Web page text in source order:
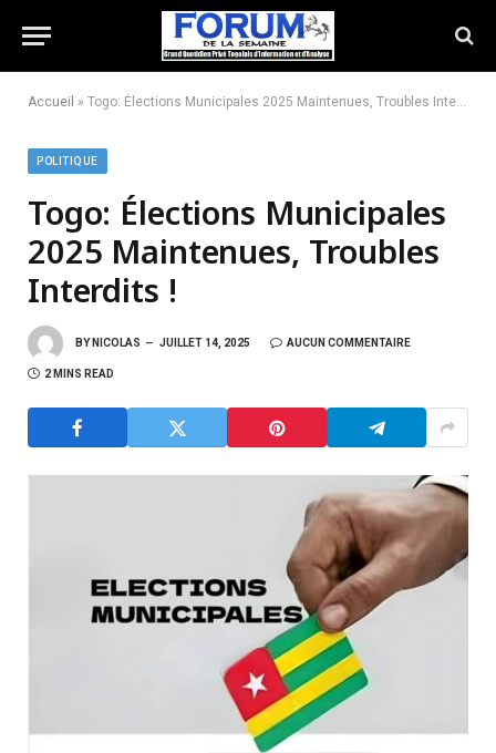
Accueil » Togo: Élections Municipales 2025 Maintenues, Troubles Interdits !
POLITIQUE
Togo: Élections Municipales
2025 Maintenues, Troubles
Interdits !
BY NICOLAS JUILLET 14, 2025 AUCUN COMMENTAIRE
2 MINS READ